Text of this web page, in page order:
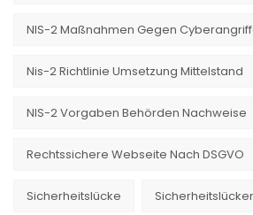
NIS-2 Maßnahmen Gegen
Nis-2 Richtlinie Umsetzung Mittelstand
NIS-2 Vorgaben Behörden Nachweise
Rechtssichere Webseite Nach DSGVO
Sicherheitslücke